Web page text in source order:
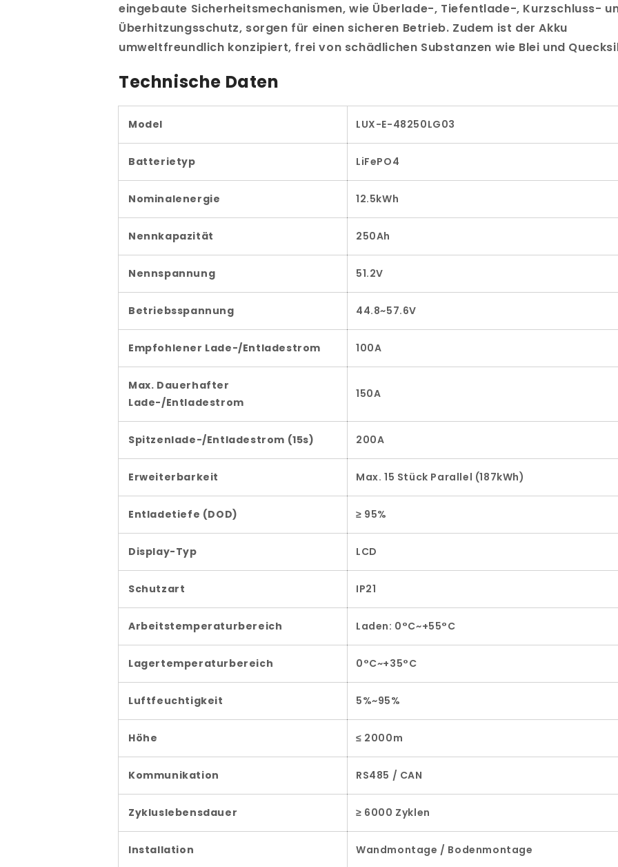
eingebaute Sicherheitsmechanismen, wie Überlade-, Tiefentlade-, Kurzschluss-
Überhitzungsschutz, sorgen für einen sicheren Betrieb. Zudem ist der Akku
umweltfreundlich konzipiert, frei von schädlichen Substanzen wie Blei und
Technische Daten
Model LUX-E-48250LG03
Batterietyp LiFePO4
Nominalenergie 12.5kWh
Nennkapazität 250Ah
Nennspannung 51.2V
Betriebsspannung 44.8~57.6V
Empfohlener Lade-/Entladestrom 100A
Max. Dauerhafter
Lade-/Entladestrom
150A
Spitzenlade-/Entladestrom (15s) 200A
Erweiterbarkeit Max. 15 Stück Parallel (187kWh)
Entladetiefe (DOD) ≥ 95%
Display-Typ LCD
Schutzart IP21
Arbeitstemperaturbereich Laden: 0°C~+55°C
Lagertemperaturbereich 0°C~+35°C
Luftfeuchtigkeit 5%~95%
Höhe ≤ 2000m
Kommunikation RS485 / CAN
Zykluslebensdauer ≥ 6000 Zyklen
Installation Wandmontage / Bodenmontage